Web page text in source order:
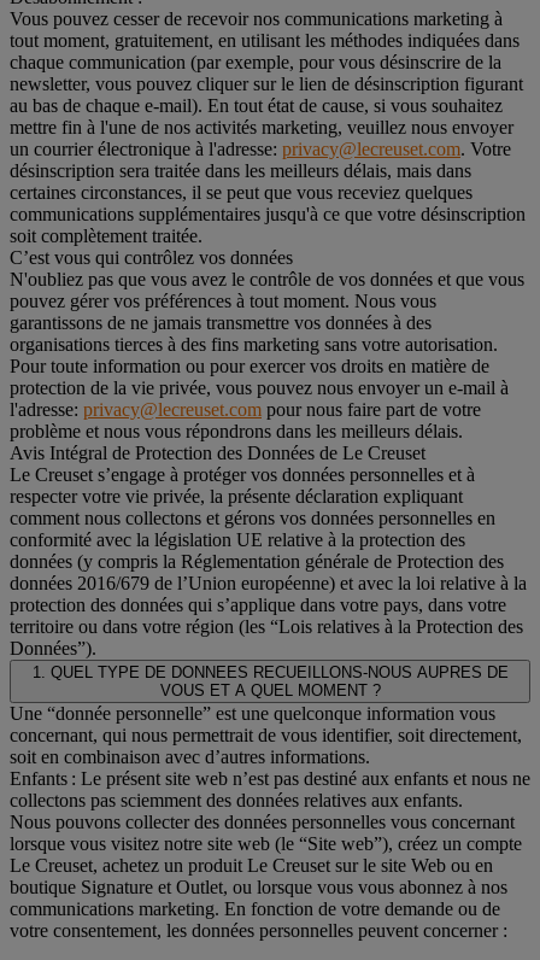
Vous pouvez cesser de recevoir nos communications marketing à
tout moment, gratuitement, en utilisant les méthodes indiquées dans
chaque communication (par exemple, pour vous désinscrire de la
newsletter, vous pouvez cliquer sur le lien de désinscription figurant
au bas de chaque e-mail). En tout état de cause, si vous souhaitez
mettre fin à l'une de nos activités marketing, veuillez nous envoyer
un courrier électronique à l'adresse: privacy@lecreuset.com. Votre
désinscription sera traitée dans les meilleurs délais, mais dans
certaines circonstances, il se peut que vous receviez quelques
communications supplémentaires jusqu'à ce que votre désinscription
soit complètement traitée.
C’est vous qui contrôlez vos données
N'oubliez pas que vous avez le contrôle de vos données et que vous
pouvez gérer vos préférences à tout moment. Nous vous
garantissons de ne jamais transmettre vos données à des
organisations tierces à des fins marketing sans votre autorisation.
Pour toute information ou pour exercer vos droits en matière de
protection de la vie privée, vous pouvez nous envoyer un e-mail à
l'adresse: privacy@lecreuset.com pour nous faire part de votre
problème et nous vous répondrons dans les meilleurs délais.
Avis Intégral de Protection des Données de Le Creuset
Le Creuset s’engage à protéger vos données personnelles et à
respecter votre vie privée, la présente déclaration expliquant
comment nous collectons et gérons vos données personnelles en
conformité avec la législation UE relative à la protection des
données (y compris la Réglementation générale de Protection des
données 2016/679 de l’Union européenne) et avec la loi relative à la
protection des données qui s’applique dans votre pays, dans votre
territoire ou dans votre région (les “Lois relatives à la Protection des
Données”).
1. QUEL TYPE DE DONNEES RECUEILLONS-NOUS AUPRES DE
VOUS ET A QUEL MOMENT ?
Une “donnée personnelle” est une quelconque information vous
concernant, qui nous permettrait de vous identifier, soit directement,
soit en combinaison avec d’autres informations.
Enfants : Le présent site web n’est pas destiné aux enfants et nous ne
collectons pas sciemment des données relatives aux enfants.
Nous pouvons collecter des données personnelles vous concernant
lorsque vous visitez notre site web (le “Site web”), créez un compte
Le Creuset, achetez un produit Le Creuset sur le site Web ou en
boutique Signature et Outlet, ou lorsque vous vous abonnez à nos
communications marketing. En fonction de votre demande ou de
votre consentement, les données personnelles peuvent concerner :